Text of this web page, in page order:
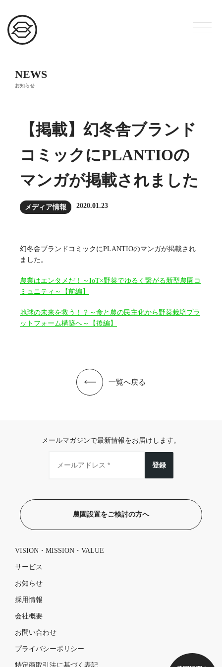
NEWS
お知らせ
【掲載】幻冬舎ブランド
コミックにPLANTIOの
マンガが掲載されました
メディア情報 2020.01.23
幻冬舎ブランドコミックにPLANTIOのマンガが掲載され
ました。
農業はエンタメだ！～IoT×野菜でゆるく繋がる新型農園コ
ミュニティ～【前編】
地球の未来を救う！？～食と農の民主化から野菜栽培プラ
ットフォーム構築へ～【後編】
一覧へ戻る
メールマガジンで最新情報をお届けします。
登録
農園設置をご検討の方へ
VISION・MISSION・VALUE
サービス
お知らせ
採用情報
会社概要
お問い合わせ
プライバシーポリシー
特定商取引法に基づく表記